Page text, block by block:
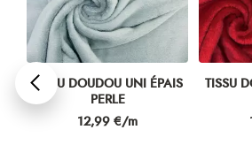
TISSU DOUDOU UNI ÉPAIS
PERLE
Prix
12,99 €/m
TISSU